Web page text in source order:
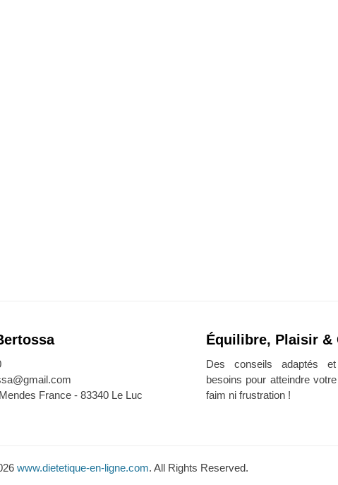
France - 83340 Le Luc
Équilibre, Plaisir &
Des conseils adaptés
besoins pour atteindre
faim ni frustration !
www.dietetique-en-ligne.com. All Rights Reserved.